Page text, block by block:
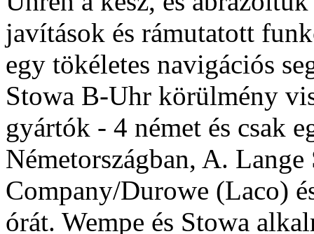
javítások és rámutatott
egy tökéletes navigációs
Stowa B-Uhr körülmény
gyártók - 4 német és csak
Németországban, A.
Company/Durowe (Laco)
órát. Wempe és Stowa